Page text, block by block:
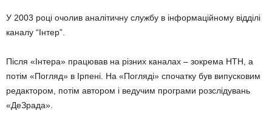
У 2003 році очолив аналітичну службу в інформаційному відділі
каналу “Інтер”.
Після «Інтера» працював на різних каналах – зокрема НТН, а
потім «Погляд» в Ірпені. На «Погляді» спочатку був випусковим
редактором, потім автором і ведучим програми розслідувань
«ДеЗрада».